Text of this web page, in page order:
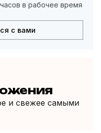
в рабочее время
с вами
и свежее самыми